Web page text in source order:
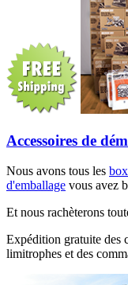
Accessoires de
Nous avons tous les
d'emballage vous avez
Et nous rachèterons
Expédition gratuite des
limitrophes et des